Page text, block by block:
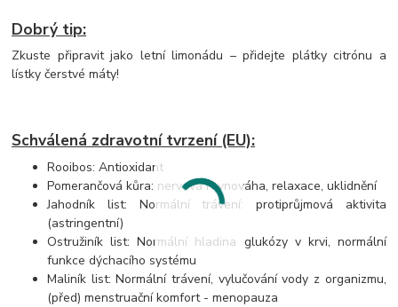
Dobrý tip:
Zkuste připravit jako letní limonádu – přidejte plátky citrónu a
lístky čerstvé máty!
Schválená zdravotní tvrzení (EU):
Rooibos: Antioxidant
Pomerančová kůra: nervová rovnováha, relaxace, uklidnění
Jahodník list: Normální trávení: protiprůjmová aktivita
(astringentní)
Ostružiník list: Normální hladina glukózy v krvi, normální
funkce dýchacího systému
Maliník list: Normální trávení, vylučování vody z organizmu,
(před) menstruační komfort - menopauza